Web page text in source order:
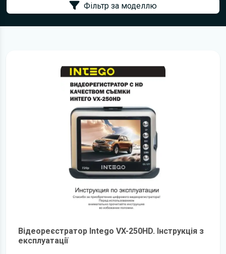
Фільтр за моделлю
Відеореєстратор Intego VX-250HD. Інструкція з
експлуатації